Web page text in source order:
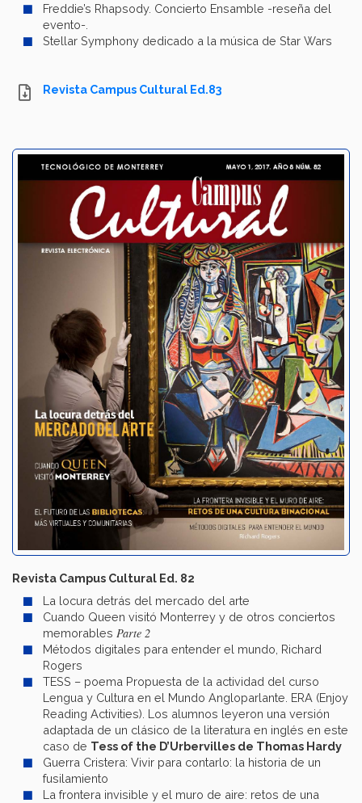
Freddie’s Rhapsody. Concierto Ensamble -reseña del
evento-.
Stellar Symphony dedicado a la música de Star Wars
Revista Campus Cultural Ed.83
Revista Campus Cultural Ed. 82
La locura detrás del mercado del arte
Cuando Queen visitó Monterrey y de otros conciertos
memorables Parte 2
Métodos digitales para entender el mundo, Richard
Rogers
TESS – poema Propuesta de la actividad del curso
Lengua y Cultura en el Mundo Angloparlante. ERA (Enjoy
Reading Activities). Los alumnos leyeron una versión
adaptada de un clásico de la literatura en inglés en este
caso de Tess of the D’Urbervilles de Thomas Hardy
Guerra Cristera: Vivir para contarlo: la historia de un
fusilamiento
La frontera invisible y el muro de aire: retos de una